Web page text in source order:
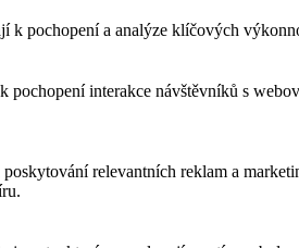
k pochopení a analýze klíčových
pochopení interakce návštěvníků s
relevantních reklam a